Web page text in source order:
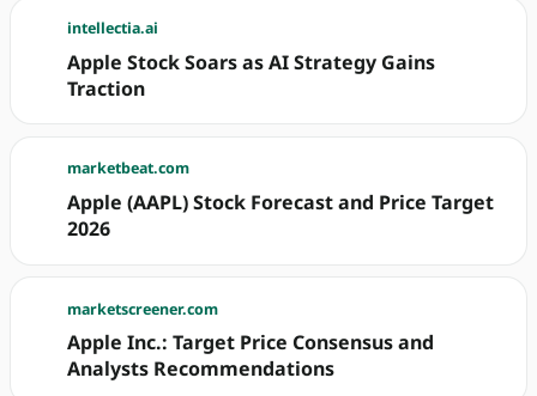
intellectia.ai
Apple Stock Soars as AI Strategy Gains
Traction
marketbeat.com
Apple (AAPL) Stock Forecast and Price Target
2026
marketscreener.com
Apple Inc.: Target Price Consensus and
Analysts Recommendations